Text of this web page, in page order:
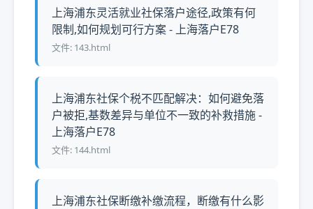
上海浦东灵活就业社保落户途径,政策有何
限制,如何规划可行方案 - 上海落户E78
文件: 143.html
上海浦东社保个税不匹配解决：如何避免落
户被拒,基数差异与单位不一致的补救措施 -
上海落户E78
文件: 144.html
上海浦东社保断缴补缴流程，断缴有什么影